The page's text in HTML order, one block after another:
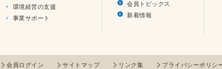
環境経営の支援
事業サポート
会員トピックス
新着情報
会員ログイン サイトマップ リンク集 プライバシーポリシ